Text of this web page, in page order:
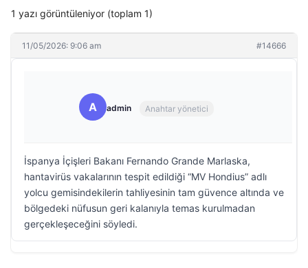
1 yazı görüntüleniyor (toplam 1)
11/05/2026: 9:06 am #14666
A admin Anahtar yönetici
İspanya İçişleri Bakanı Fernando Grande Marlaska,
hantavirüs vakalarının tespit edildiği “MV Hondius” adlı
yolcu gemisindekilerin tahliyesinin tam güvence altında ve
bölgedeki nüfusun geri kalanıyla temas kurulmadan
gerçekleşeceğini söyledi.